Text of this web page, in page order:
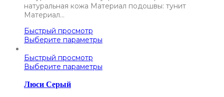
натуральная кожа Материал подошвы: тунит
Материал…
Быстрый просмотр
Выберите параметры
Быстрый просмотр
Выберите параметры
Люси Серый